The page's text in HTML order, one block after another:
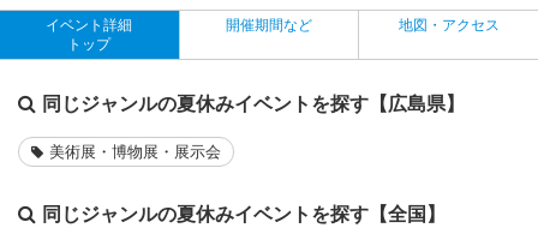
イベント詳細
トップ
開催期間など 地図・アクセス
同じジャンルの夏休みイベントを探す【広島県】
美術展・博物展・展示会
同じジャンルの夏休みイベントを探す【全国】